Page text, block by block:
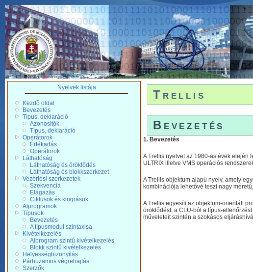
Nyelvek listája
Kezdő oldal
Bevezetés
Típus, deklaráció
Azonosítók
Típus, deklaráció
Operátorok
Értékadás
Operátorok
Láthatóság
Láthatóság és öröklődés
Láthatóság és blokkszerkezet
Vezérlési szerkezetek
Szekvencia
Elágazás
Ciklusok és kiugrások
Alprogramok
Típusok
Bevezetés
A típusmodul szintaxisa
Kivételkezelés
Alprogram szintű kivételkezelés
Blokk szintű kivételkezelés
Helyességbizonyítás
Párhuzamos végrehajtás
Szerzők
Trellis
Bevezetés
1. Bevezetés
A Trellis nyelvet az 1980-as évek elején
ULTRIX illetve VMS operációs
A Trellis objektum alapú nyelv, amely
kombinációja lehetővé teszi nagy
A Trellis egyesíti az objektum-orientált
öröklődést, a CLU-ból a típus-
műveleteit szintén a szokásos